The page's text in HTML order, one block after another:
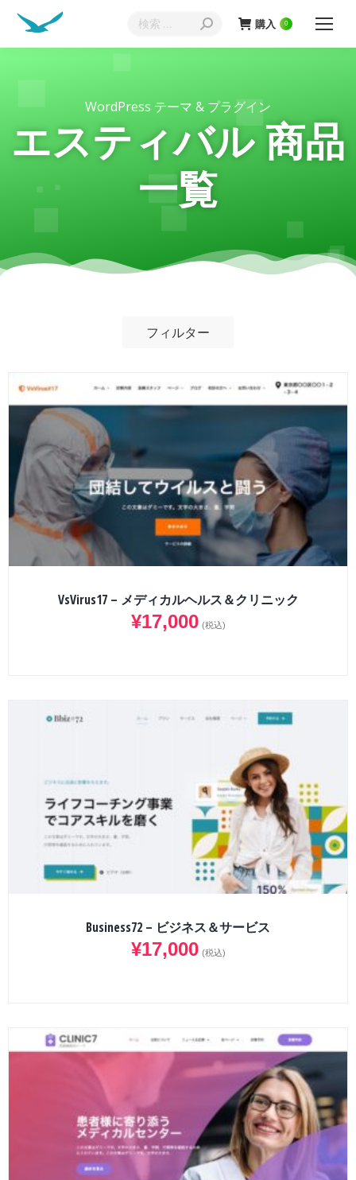
購入 0
WordPress テーマ & プラグイン
エスティバル 商品
一覧
フィルター
VsVirus17 – メディカルヘルス＆クリニック
¥17,000 (税込)
Business72 – ビジネス＆サービス
¥17,000 (税込)